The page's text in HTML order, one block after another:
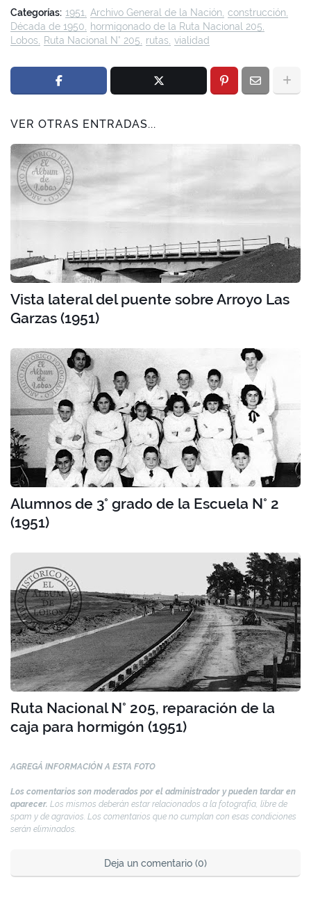
Categorías: 1951 Archivo General de la Nación construcción
Década de 1950
hormigonado de la Ruta Nacional 205
Lobos
Ruta Nacional N° 205 rutas vialidad
VER OTRAS ENTRADAS...
Vista lateral del puente sobre Arroyo Las
Garzas (1951)
Alumnos de 3° grado de la Escuela N° 2
(1951)
Ruta Nacional N° 205, reparación de la
caja para hormigón (1951)
AGREGÁ INFORMACIÓN A ESTA FOTO
Los comentarios son moderados por el administrador y pueden tardar en
aparecer. Los mismos deberán estar relacionados a la fotografía, libre de
spam y de agravios. Los comentarios que no cumplan con esas condiciones
serán eliminados.
Deja un comentario (0)